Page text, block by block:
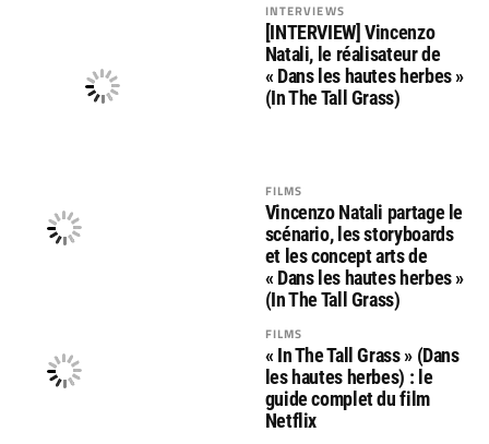
INTERVIEWS
[INTERVIEW] Vincenzo
Natali, le réalisateur de
« Dans les hautes herbes »
(In The Tall Grass)
FILMS
Vincenzo Natali partage le
scénario, les storyboards
et les concept arts de
« Dans les hautes herbes »
(In The Tall Grass)
FILMS
« In The Tall Grass » (Dans
les hautes herbes) : le
guide complet du film
Netflix